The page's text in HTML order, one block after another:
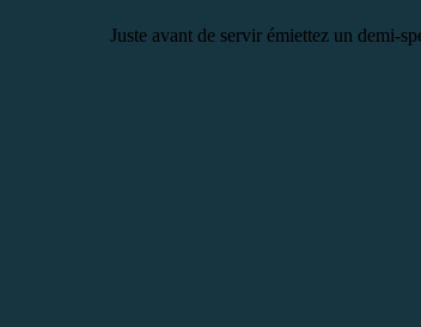
Juste avant de servir émiettez un demi-